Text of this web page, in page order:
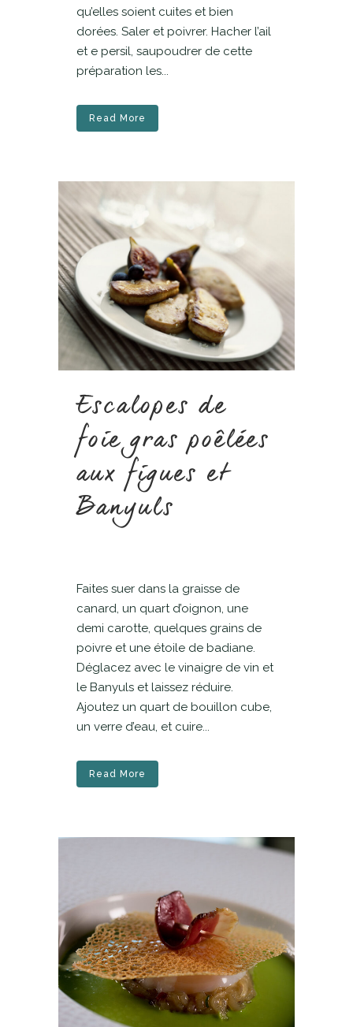
qu’elles soient cuites et bien
dorées. Saler et poivrer. Hacher l’ail
et e persil, saupoudrer de cette
préparation les...
Read More
Escalopes de
foie gras poêlées
aux figues et
Banyuls
Faites suer dans la graisse de
canard, un quart d’oignon, une
demi carotte, quelques grains de
poivre et une étoile de badiane.
Déglacez avec le vinaigre de vin et
le Banyuls et laissez réduire.
Ajoutez un quart de bouillon cube,
un verre d’eau, et cuire...
Read More